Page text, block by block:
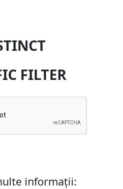
FILTER
informații: